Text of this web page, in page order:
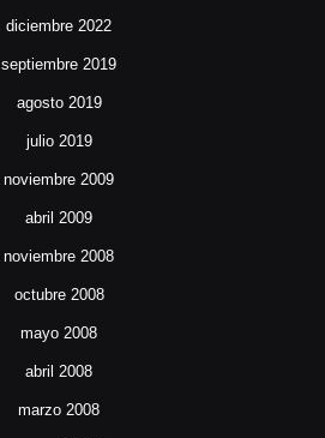
diciembre 2022
septiembre 2019
agosto 2019
julio 2019
noviembre 2009
abril 2009
noviembre 2008
octubre 2008
mayo 2008
abril 2008
marzo 2008